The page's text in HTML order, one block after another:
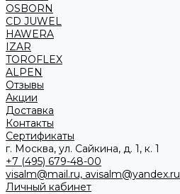
OSBORN
CD JUWEL
HAWERA
IZAR
TOROFLEX
ALPEN
Отзывы
Акции
Доставка
Контакты
Сертификаты
г. Москва, ул. Сайкина, д. 1, к. 1
+7 (495) 679-48-00
visalm@mail.ru, avisalm@yandex.ru
Личный кабинет